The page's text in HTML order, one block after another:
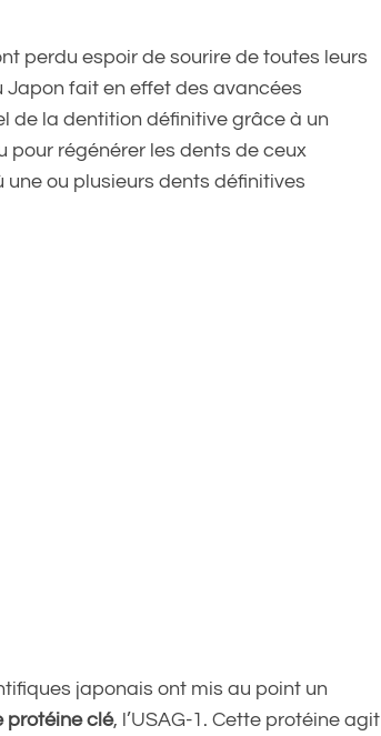
perdu espoir de sourire de toutes leurs
Japon fait en effet des avancées
de la dentition définitive grâce à un
régénérer les dents de ceux
ou plusieurs dents définitives
japonais ont mis au point un
protéine clé, l’USAG-1. Cette protéine agit